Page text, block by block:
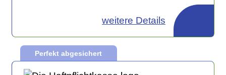
weitere Details
Perfekt abgesichert